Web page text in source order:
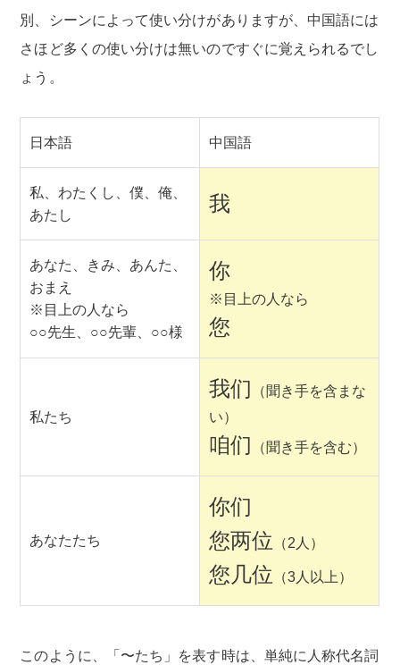
別、シーンによって使い分けがありますが、中国語には
さほど多くの使い分けは無いのですぐに覚えられるでし
ょう。
日本語 中国語
私、わたくし、僕、俺、
あたし
我
あなた、きみ、あんた、
おまえ
※目上の人なら
○○先生、○○先輩、○○様
你
※目上の人なら
您
私たち
我们
（聞き手を含まな
い）
咱们 （聞き手を含む）
あなたたち
你们
您两位
（2人）
您几位 （3人以上）
このように、「〜たち」を表す時は、単純に人称代名詞